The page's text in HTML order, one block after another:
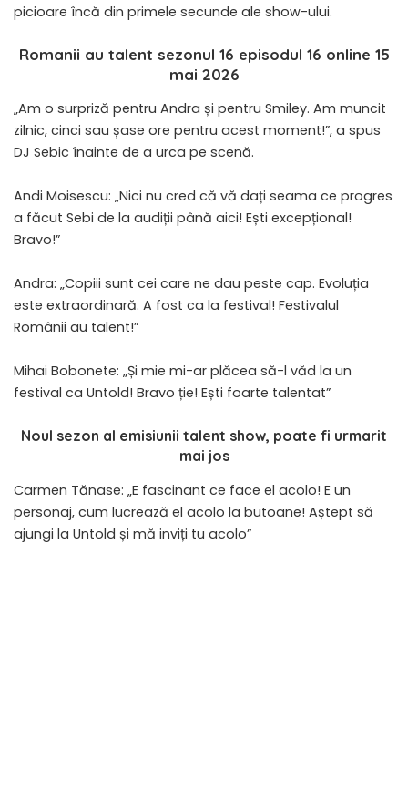
picioare încă din primele secunde ale show-ului.
Romanii au talent sezonul 16 episodul 16 online 15
mai 2026
​„Am o surpriză pentru Andra și pentru Smiley. Am muncit
zilnic, cinci sau șase ore pentru acest moment!”, a spus
DJ Sebic înainte de a urca pe scenă.
Andi Moisescu: „Nici nu cred că vă dați seama ce progres
a făcut Sebi de la audiții până aici! Ești excepțional!
Bravo!”
Andra: „Copiii sunt cei care ne dau peste cap. Evoluția
este extraordinară. A fost ca la festival! Festivalul
Românii au talent!”
Mihai Bobonete: „Și mie mi-ar plăcea să-l văd la un
festival ca Untold! Bravo ție! Ești foarte talentat”
Noul sezon al emisiunii talent show, poate fi urmarit
mai jos
Carmen Tănase: „E fascinant ce face el acolo! E un
personaj, cum lucrează el acolo la butoane! Aștept să
ajungi la Untold și mă inviți tu acolo”